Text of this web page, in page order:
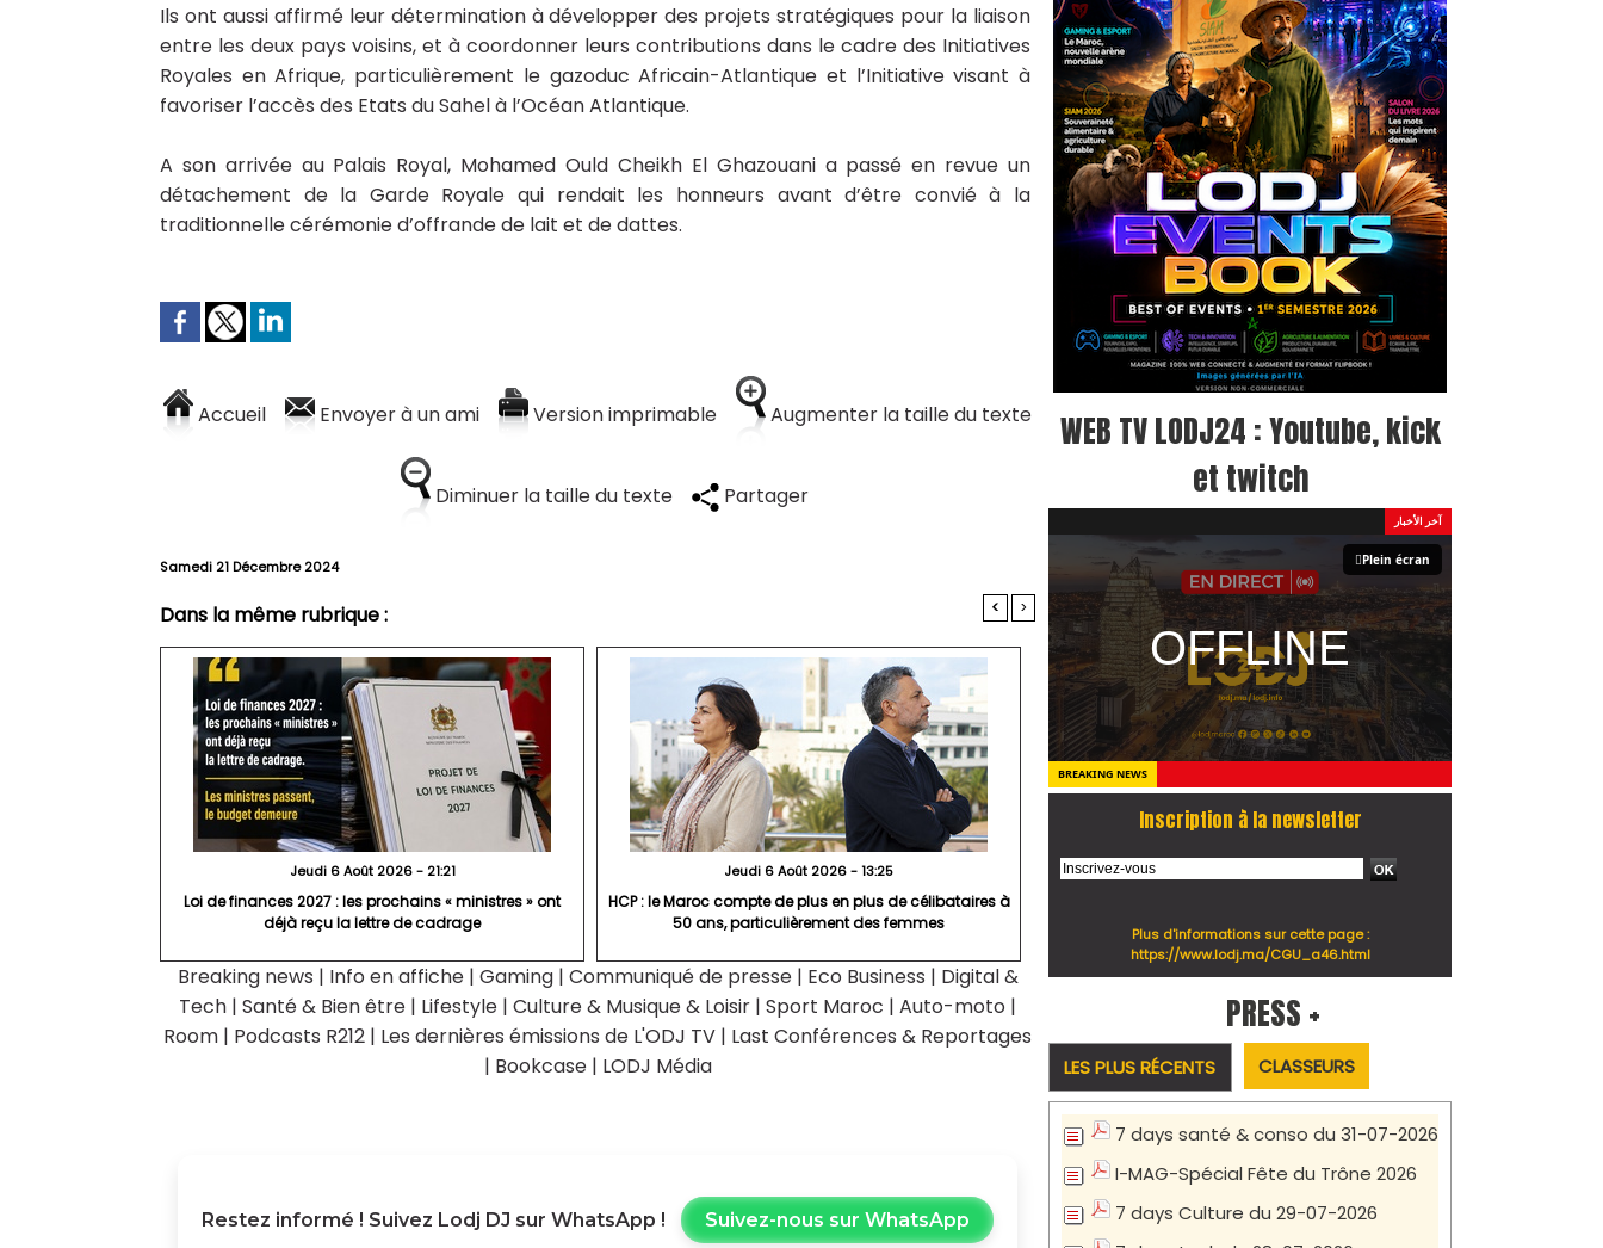
Ils ont aussi affirmé leur détermination à développer des projets stratégiques pour la liaison
entre les deux pays voisins, et à coordonner leurs contributions dans le cadre des Initiatives
Royales en Afrique, particulièrement le gazoduc Africain-Atlantique et l’Initiative visant à
favoriser l’accès des Etats du Sahel à l’Océan Atlantique.
A son arrivée au Palais Royal, Mohamed Ould Cheikh El Ghazouani a passé en revue un
détachement de la Garde Royale qui rendait les honneurs avant d’être convié à la
traditionnelle cérémonie d’offrande de lait et de dattes.
Accueil Envoyer à un ami Version imprimable Augmenter la taille du texte
Diminuer la taille du texte Partager
Samedi 21 Décembre 2024
Dans la même rubrique : < >
Jeudi 6 Août 2026 - 21:21
Loi de finances 2027 : les prochains « ministres » ont
déjà reçu la lettre de cadrage
Jeudi 6 Août 2026 - 13:25
HCP : le Maroc compte de plus en plus de célibataires à
50 ans, particulièrement des femmes
Breaking news | Info en affiche | Gaming | Communiqué de presse | Eco Business | Digital &
Tech | Santé & Bien être | Lifestyle | Culture & Musique & Loisir | Sport Maroc | Auto-moto |
Room | Podcasts R212 | Les dernières émissions de L'ODJ TV | Last Conférences & Reportages
| Bookcase | LODJ Média
Restez informé ! Suivez Lodj DJ sur WhatsApp ! Suivez-nous sur WhatsApp
WEB TV LODJ24 : Youtube, kick
et twitch
آخر الأخبار
Plein écran
BREAKING NEWS
Inscription à la newsletter
Plus d'informations sur cette page :
https://www.lodj.ma/CGU_a46.html
PRESS +
LES PLUS RÉCENTS CLASSEURS
7 days santé & conso du 31-07-2026
I-MAG-Spécial Fête du Trône 2026
7 days Culture du 29-07-2026